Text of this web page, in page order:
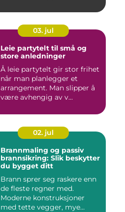
03. jul
Leie partytelt til små og
store anledninger
Å leie partytelt gir stor frihet
når man planlegger et
arrangement. Man slipper å
være avhengig av v...
02. jul
Brannmaling og passiv
brannsikring: Slik beskytter
du bygget ditt
Brann sprer seg raskere enn
de fleste regner med.
Moderne konstruksjoner
med tette vegger, mye